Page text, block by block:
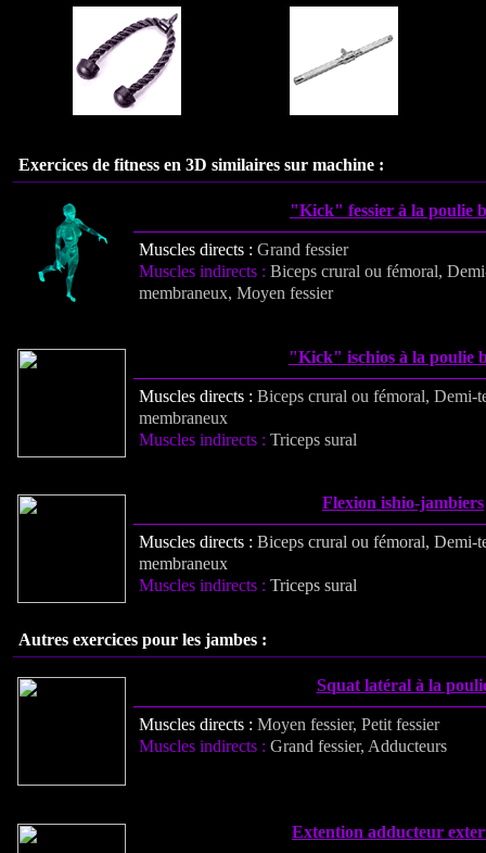
Exercices de fitness en 3D similaires sur machine :
"Kick" fessier à la poulie
Muscles directs : Grand fessier
Muscles indirects : Biceps crural ou fémoral,
membraneux, Moyen fessier
"Kick" ischios à la poulie
Muscles directs : Biceps crural ou fémoral, Demi-
membraneux
Muscles indirects : Triceps sural
Flexion ishio-jambiers
Muscles directs : Biceps crural ou fémoral, Demi-
membraneux
Muscles indirects : Triceps sural
Autres exercices pour les jambes :
Squat latéral à la
Muscles directs : Moyen fessier, Petit fessier
Muscles indirects : Grand fessier, Adducteurs
Extention adducteur